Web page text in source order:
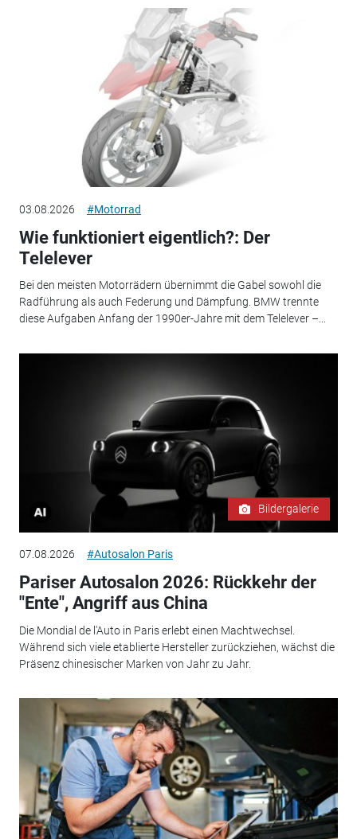
03.08.2026 #Motorrad
Wie funktioniert eigentlich?: Der
Telelever
Bei den meisten Motorrädern übernimmt die Gabel sowohl die
Radführung als auch Federung und Dämpfung. BMW trennte
diese Aufgaben Anfang der 1990er-Jahre mit dem Telelever –...
Bildergalerie
07.08.2026 #Autosalon Paris
Pariser Autosalon 2026: Rückkehr der
"Ente", Angriff aus China
Die Mondial de l'Auto in Paris erlebt einen Machtwechsel.
Während sich viele etablierte Hersteller zurückziehen, wächst die
Präsenz chinesischer Marken von Jahr zu Jahr.